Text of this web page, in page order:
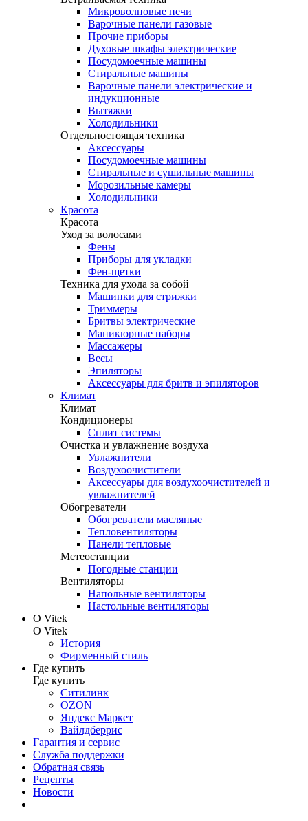
Микроволновые печи
Варочные панели газовые
Прочие приборы
Духовые шкафы электрические
Посудомоечные машины
Стиральные машины
Варочные панели электрические и
индукционные
Вытяжки
Холодильники
Отдельностоящая техника
Аксессуары
Посудомоечные машины
Стиральные и сушильные машины
Морозильные камеры
Холодильники
Красота
Красота
Уход за волосами
Фены
Приборы для укладки
Фен-щетки
Техника для ухода за собой
Машинки для стрижки
Триммеры
Бритвы электрические
Маникюрные наборы
Массажеры
Весы
Эпиляторы
Аксессуары для бритв и эпиляторов
Климат
Климат
Кондиционеры
Сплит системы
Очистка и увлажнение воздуха
Увлажнители
Воздухоочистители
Аксессуары для воздухоочистителей и
увлажнителей
Обогреватели
Обогреватели масляные
Тепловентиляторы
Панели тепловые
Метеостанции
Погодные станции
Вентиляторы
Напольные вентиляторы
Настольные вентиляторы
О Vitek
О Vitek
История
Фирменный стиль
Где купить
Где купить
Ситилинк
OZON
Яндекс Маркет
Вайлдберрис
Гарантия и сервис
Служба поддержки
Обратная связь
Рецепты
Новости